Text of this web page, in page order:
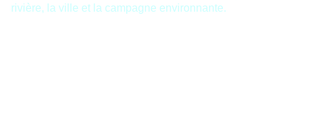
rivière, la ville et la campagne environnante.